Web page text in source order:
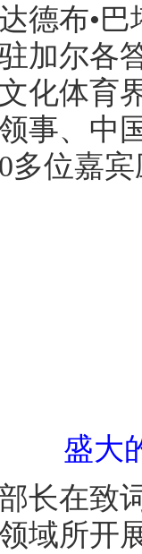
德布•
加尔各
化体育
事、中
多位嘉
盛大
在致词
域所开